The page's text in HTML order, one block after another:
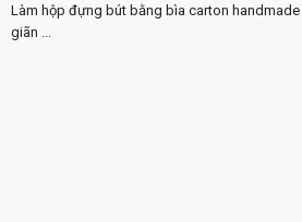
Làm hộp đựng bút bằng bìa carton
giãn ...